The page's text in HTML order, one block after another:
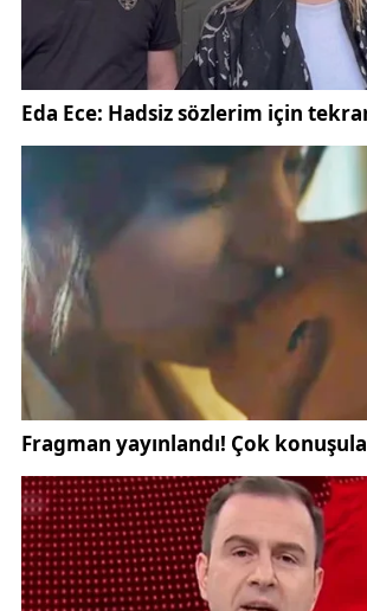
sosyal sorumluluk projelerine büyük
verdiklerini ifade etti.
Şengönül, sporun yalnızca fiziksel
sağlayan bir alan olmadığını
zamanda toplumsal dayanışmayı
bir unsur olduğunu söyledi.
Özel gereksinimli bireylerin sosyal
görünür olması gerektiğine dikkat
etkinlikte ortaya çıkan samimi
birleştirici yönünü gösterdiğini dile
Şengönül açıklamasında, “Bugün
güzel tablo, sporun insanları bir
yönünü bir kez daha ortaya koydu.
mutluluğu ve heyecanı bizler için en
kazanımdır. Üniversite olarak özel
bireylerimizin yanında olmaya devam